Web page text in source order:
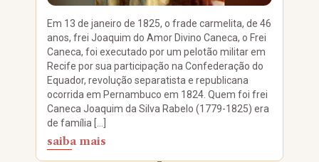
Em 13 de janeiro de 1825, o frade carmelita, de 46
anos, frei Joaquim do Amor Divino Caneca, o Frei
Caneca, foi executado por um pelotão militar em
Recife por sua participação na Confederação do
Equador, revolução separatista e republicana
ocorrida em Pernambuco em 1824. Quem foi frei
Caneca Joaquim da Silva Rabelo (1779-1825) era
de família […]
saiba mais